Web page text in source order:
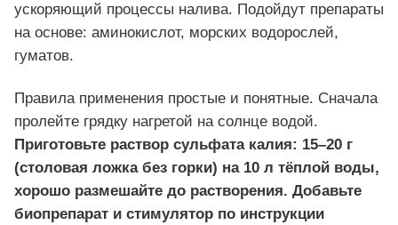
ускоряющий процессы налива. Подойдут препараты
на основе: аминокислот, морских водорослей,
гуматов.
Правила применения простые и понятные. Сначала
пролейте грядку нагретой на солнце водой.
Приготовьте раствор сульфата калия: 15–20 г
(столовая ложка без горки) на 10 л тёплой воды,
хорошо размешайте до растворения. Добавьте
биопрепарат и стимулятор по инструкции